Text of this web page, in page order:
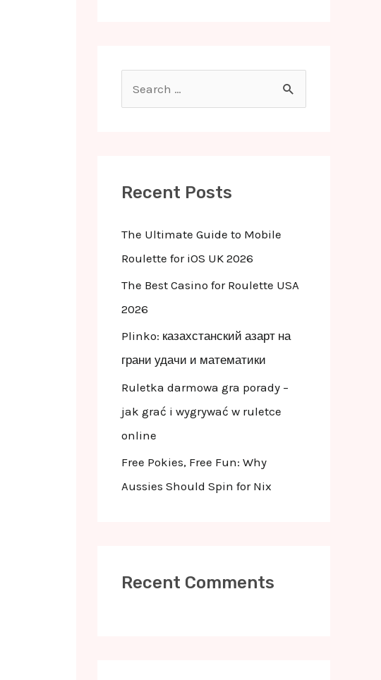
e
hRecent Posts
The Ultimate Guide to Mobile
Roulette for iOS UK 2026
The Best Casino for Roulette USA
2026
Plinko: казахстанский азарт на
грани удачи и математики
Ruletka darmowa gra porady –
jak grać i wygrywać w ruletce
online
Free Pokies, Free Fun: Why
Aussies Should Spin for Nix
Recent Comments